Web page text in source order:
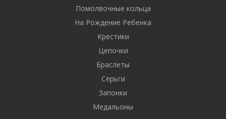
Помолвочные кольца
На Рождение Ребенка
Крестики
Цепочки
Браслеты
Серьги
Запонки
Медальоны